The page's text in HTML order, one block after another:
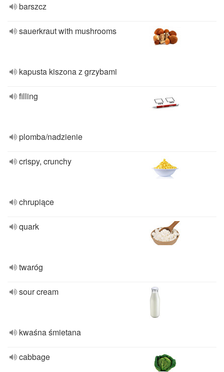
barszcz
sauerkraut with mushrooms
kapusta kiszona z grzybami
filling
plomba/nadzienie
crispy, crunchy
chrupiące
quark
twaróg
sour cream
kwaśna śmietana
cabbage